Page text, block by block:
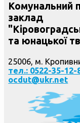
Комунальний
заклад
та юнацької
25006, м.
тел.: 0522-35-12-
ocdut@ukr.net